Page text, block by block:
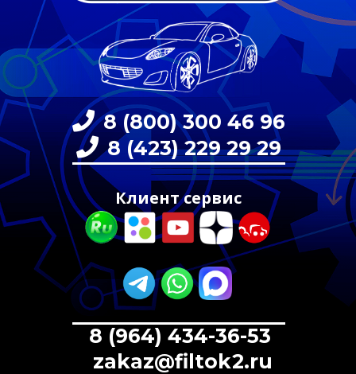
8 (800) 300 46 96
8 (423) 229 29 29
Клиент сервис
8 (964) 434-36-53
zakaz@filtok2.ru